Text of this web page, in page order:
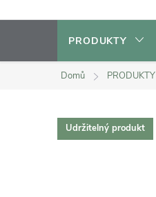
PRODUKTY
Domů PRODUKTY
Udržitelný produkt